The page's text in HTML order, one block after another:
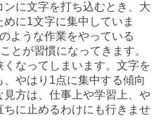
に文字を打ち込むとき、大
に1文字に集中していま
ような作業をやっている
とが習慣になってきます。
なってしまいます。文字を
やはり1点に集中する傾向
方は、仕事上や学習上、や
に止めるわけにも行きませ